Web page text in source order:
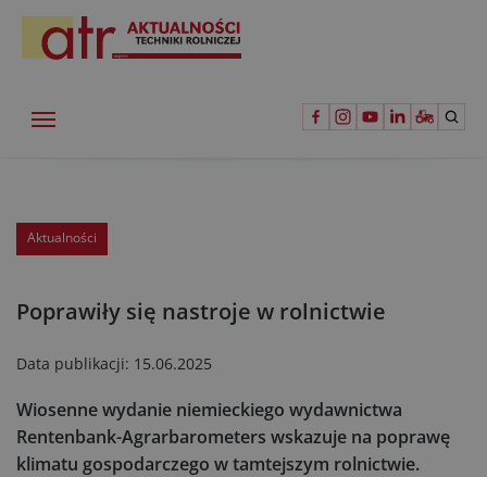
Aktualności
Poprawiły się nastroje w rolnictwie
Data publikacji: 15.06.2025
Wiosenne wydanie niemieckiego wydawnictwa
Rentenbank-Agrarbarometers wskazuje na poprawę
klimatu gospodarczego w tamtejszym rolnictwie.